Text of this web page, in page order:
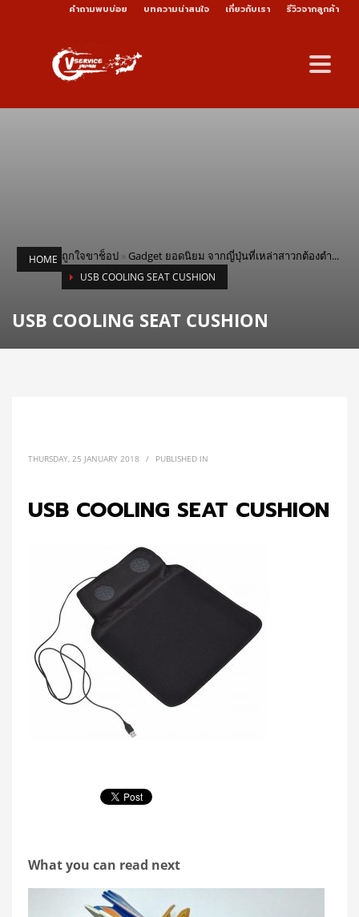
คำถามพบบ่อย บทความน่าสนใจ เกี่ยวกับเรา รีวิวจากลูกค้า
HOME ถูกใจขาช็อป »Gadget ยอดนิยม จากญี่ปุ่นที่เหล่าสาวกต้องตำ...
USB COOLING SEAT CUSHION
USB COOLING SEAT CUSHION
THURSDAY, 25 JANUARY 2018 / PUBLISHED IN
USB COOLING SEAT CUSHION
What you can read next